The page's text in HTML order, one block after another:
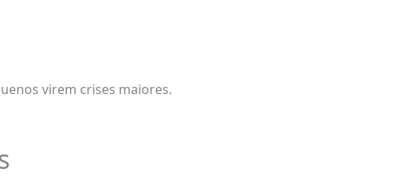
virem crises maiores.